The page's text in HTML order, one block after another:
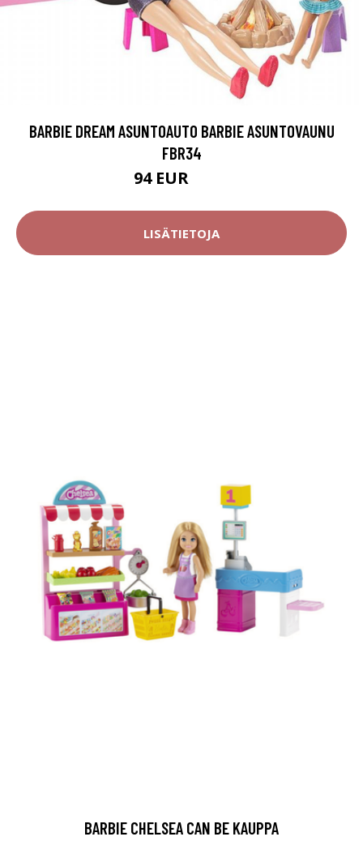
BARBIE DREAM ASUNTOAUTO BARBIE ASUNTOVAUNU
FBR34
94 EUR
LISÄTIETOJA
BARBIE CHELSEA CAN BE KAUPPA